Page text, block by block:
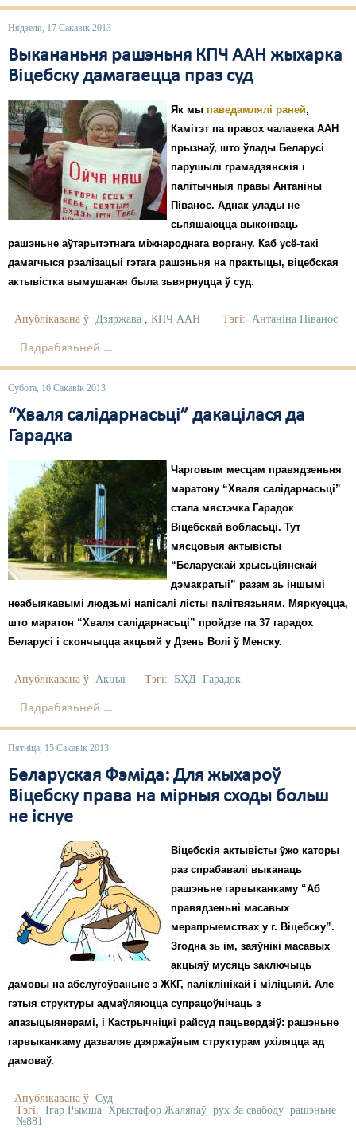
Нядзеля, 17 Сакавік 2013
Выкананьня рашэньня КПЧ ААН жыхарка
Віцебску дамагаецца праз суд
Як мы паведамлялі раней,
Камітэт па правох чалавека ААН
прызнаў, што ўлады Беларусі
парушылі грамадзянскія і
палітычныя правы Антаніны
Піванос. Аднак улады не
сьпяшаюцца выконваць
рашэньне аўтарытэтнага міжнароднага воргану. Каб усё-такі
дамагчыся рэалізацыі гэтага рашэньня на практыцы, віцебская
актывістка вымушаная была зьвярнуцца ў суд.
Апублікавана ў Дзяржава , КПЧ ААН Тэгі: Антаніна Піванос
Падрабязьней ...
Субота, 16 Сакавік 2013
“Хваля салідарнасьці” дакацілася да
Гарадка
Чарговым месцам правядзеньня
маратону “Хваля салідарнасьці”
стала мястэчка Гарадок
Віцебскай вобласьці. Тут
мясцовыя актывісты
“Беларускай хрысьціянскай
дэмакратыі” разам зь іншымі
неабыякавымі людзьмі напісалі лісты палітвязьням. Мяркуецца,
што маратон “Хваля салідарнасьці” пройдзе па 37 гарадох
Беларусі і скончыцца акцыяй у Дзень Волі ў Менску.
Апублікавана ў Акцыі Тэгі: БХД Гарадок
Падрабязьней ...
Пятніца, 15 Сакавік 2013
Беларуская Фэміда: Для жыхароў
Віцебску права на мірныя сходы больш
не існуе
Віцебскія актывісты ўжо каторы
раз спрабавалі выканаць
рашэньне гарвыканкаму “Аб
правядзеньні масавых
мерапрыемствах у г. Віцебску”.
Згодна зь ім, заяўнікі масавых
акцыяў мусяць заключыць
дамовы на абслугоўваньне з ЖКГ, паліклінікай і міліцыяй. Але
гэтыя структуры адмаўляюцца супрацоўнічаць з
апазыцыянерамі, і Кастрычніцкі райсуд пацьвердзіў: рашэньне
гарвыканкаму дазваляе дзяржаўным структурам ухіляцца ад
дамоваў.
Апублікавана ў Суд
Тэгі: Ігар Рымша Хрыстафор Жаляпаў рух За свабоду рашэньне
№881